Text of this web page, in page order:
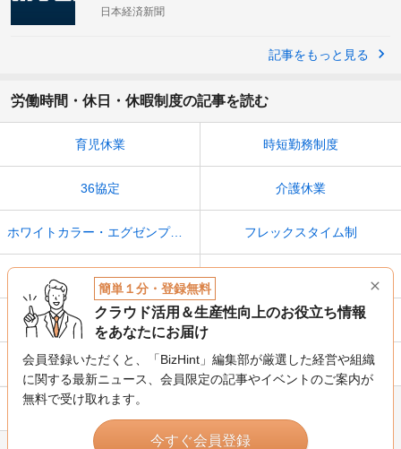
日本経済新聞
記事をもっと見る
労働時間・休日・休暇制度の記事を読む
育児休業 時短勤務制度
36協定 介護休業
ホワイトカラー・エグゼンプション フレックスタイム制
裁量労働制
残業時間 みなし労働時間制
変形労働時間制 法定休日
年間休日
簡単１分・登録無料
クラウド活用＆生産性向上のお役立ち情報
をあなたにお届け
会員登録いただくと、「BizHint」編集部が厳選した経営や組織
に関する最新ニュース、 会員限定の記事やイベントのご案内が
無料で受け取れます。
今すぐ会員登録